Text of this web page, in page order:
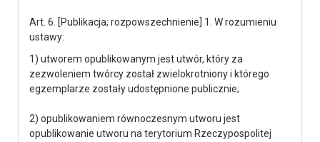
Art. 6. [Publikacja; rozpowszechnienie] 1. W rozumieniu
ustawy:
1) utworem opublikowanym jest utwór, który za
zezwoleniem twórcy został zwielokrotniony i którego
egzemplarze zostały udostępnione publicznie;
2) opublikowaniem równoczesnym utworu jest
opublikowanie utworu na terytorium Rzeczypospolitej